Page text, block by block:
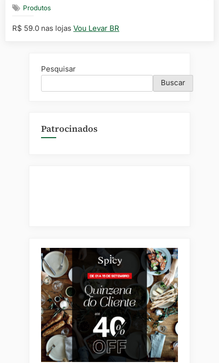
Produtos
R$ 59.0 nas lojas Vou Levar BR
Pesquisar
Buscar
Patrocinados